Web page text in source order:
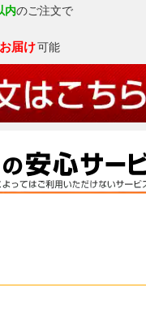
内のご注文で
届け可能